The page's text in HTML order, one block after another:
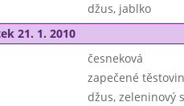
džus, jablko
21. 1. 2010
česneková
zapečené
džus, zeleninový